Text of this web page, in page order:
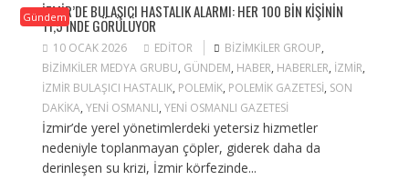
Gündem
İZMIR’DE BULAŞICI HASTALIK ALARMI: HER 100 BIN KIŞININ
11,5’INDE GÖRÜLÜYOR
10 OCAK 2026 EDITOR BIZIMKILER GROUP,
BIZIMKILER MEDYA GRUBU, GÜNDEM, HABER, HABERLER, IZMIR,
IZMIR BULAŞICI HASTALIK, POLEMIK, POLEMIK GAZETESI, SON
DAKIKA, YENI OSMANLI, YENI OSMANLI GAZETESI
İzmir’de yerel yönetimlerdeki yetersiz hizmetler
nedeniyle toplanmayan çöpler, giderek daha da
derinleşen su krizi, İzmir körfezinde...